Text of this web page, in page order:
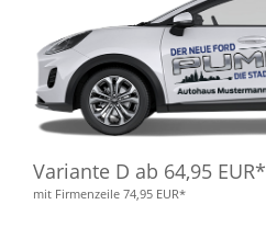
Variante D ab 64,95 EUR*
mit Firmenzeile 74,95 EUR*